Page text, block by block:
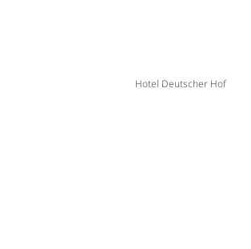
Hotel Deutscher Hof